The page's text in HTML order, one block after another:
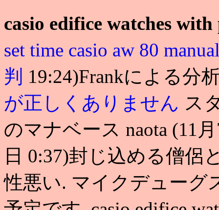
casio edifice watches with
set time casio aw 80
判 19:24)Frankによる分
が正しくありません ス
のマナベース naota (11
日 0:37)封じ込める僧侶
性悪い. マイクデューグ